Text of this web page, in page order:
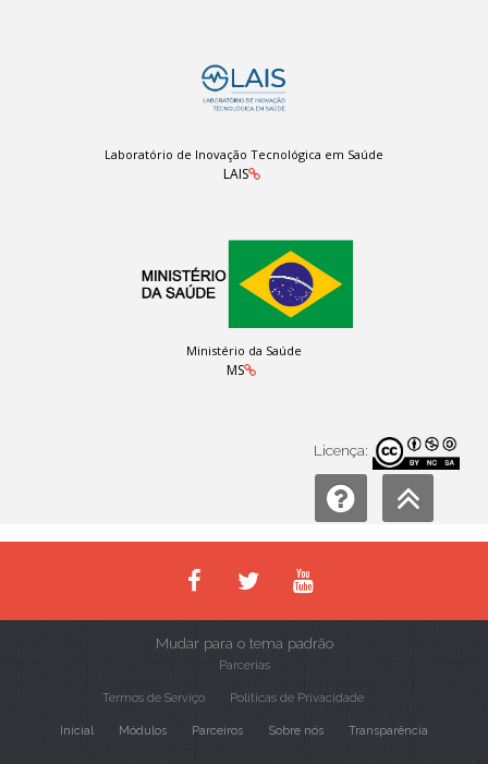
Laboratório de Inovação Tecnológica em Saúde
LAIS
Ministério da Saúde
MS
Licença:
Mudar para o tema padrão
Parcerias
Termos de Serviço Políticas de Privacidade
Inicial Módulos Parceiros Sobre nós Transparência